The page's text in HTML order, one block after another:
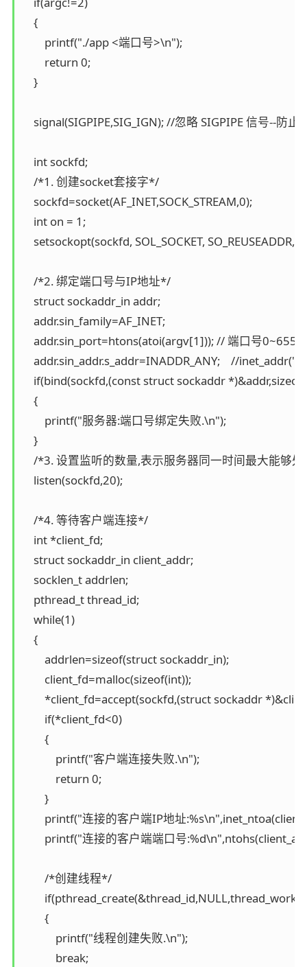
    {
        printf("./app <端口号>\n");
        return 0;
    }
signal(SIGPIPE,SIG_IGN); //忽略 SIGPIPE 信号--防
    int sockfd;
    /*1. 创建socket套接字*/
    sockfd=socket(AF_INET,SOCK_STREAM,0);
    int on = 1;
setsockopt(sockfd, SOL_SOCKET, SO_REUSEADDR,
    /*2. 绑定端口号与IP地址*/
    struct sockaddr_in addr;
    addr.sin_family=AF_INET;
addr.sin_port=htons(atoi(argv[1])); // 端口号
addr.sin_addr.s_addr=INADDR_ANY;    //
if(bind(sockfd,(const struct sockaddr
    {
        printf("服务器:端口号绑定失败.\n");
    }
/*3. 设置监听的数量,表示服务器同一时间最大能够
    listen(sockfd,20);
    /*4. 等待客户端连接*/
    int *client_fd;
    struct sockaddr_in client_addr;
    socklen_t addrlen;
    pthread_t thread_id;
    while(1)
    {
        addrlen=sizeof(struct sockaddr_in);
        client_fd=malloc(sizeof(int));
*client_fd=accept(sockfd,(struct sockaddr
        if(*client_fd<0)
        {
            printf("客户端连接失败.\n");
            return 0;
        }
printf("连接的客户端IP地址
printf("连接的客户端端口号
        /*创建线程*/
        {
            printf("线程创建失败.\n");
            break;